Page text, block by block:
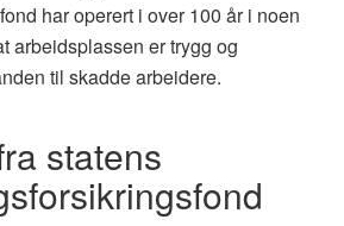
har operert i over 100 år i noen
arbeidsplassen er trygg og
til skadde arbeidere.
statens